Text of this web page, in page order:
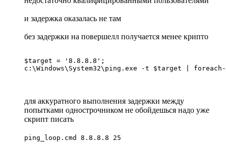
и задержка оказалась не там
без задержки на повершелл получается менее крипто
$target = '8.8.8.8';
c:\Windows\System32\ping.exe -t $target |
для аккуратного выполнения задержки между
попытками однострочником не обойдешься надо уже
скрипт писать
ping_loop.cmd 8.8.8.8 25